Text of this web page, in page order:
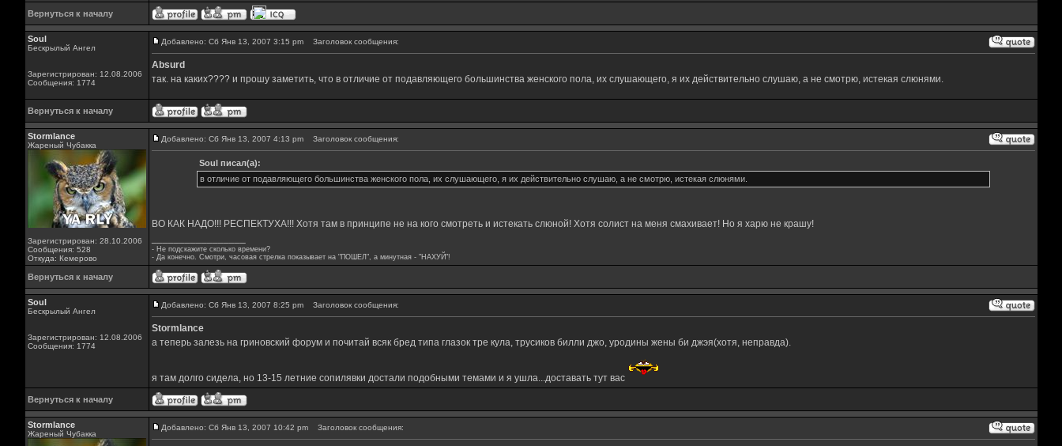
Вернуться к началу
Soul
Бескрылый Ангел
Зарегистрирован: 12.08.2006
Сообщения: 1774
Добавлено: Сб Янв 13, 2007 3:15 pm Заголовок сообщения:
Absurd
так. на каких???? и прошу заметить, что в отличие от подавляющего большинства женского пола, их слушающего, я их действительно слушаю, а не смотрю, истекая слюнями.
Вернуться к началу
Stormlance
Жареный Чубакка
Зарегистрирован: 28.10.2006
Сообщения: 528
Откуда: Кемерово
Добавлено: Сб Янв 13, 2007 4:13 pm Заголовок сообщения:
Soul писал(а):
в отличие от подавляющего большинства женского пола, их слушающего, я их действительно слушаю, а не смотрю, истекая слюнями.
ВО КАК НАДО!!! РЕСПЕКТУХА!!! Хотя там в принципе не на кого смотреть и истекать слюной! Хотя солист на меня смахивает! Но я харю не крашу!
- Не подскажите сколько времени?
- Да конечно. Смотри, часовая стрелка показывает на "ПОШЕЛ", а минутная - "НАХУЙ"!
Вернуться к началу
Soul
Бескрылый Ангел
Зарегистрирован: 12.08.2006
Сообщения: 1774
Добавлено: Сб Янв 13, 2007 8:25 pm Заголовок сообщения:
Stormlance
а теперь залезь на гриновский форум и почитай всяк бред типа глазок тре кула, трусиков билли джо, уродины жены би джэя(хотя, неправда).
я там долго сидела, но 13-15 летние сопилявки достали подобными темами и я ушла...доставать тут вас
Вернуться к началу
Stormlance
Жареный Чубакка
Добавлено: Сб Янв 13, 2007 10:42 pm Заголовок сообщения: